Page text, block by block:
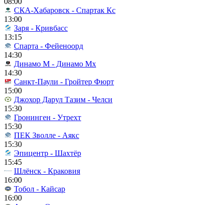
СКА-Хабаровск - Спартак Кс
13:00
Заря - Кривбасс
13:15
Спарта - Фейеноорд
14:30
Динамо М - Динамо Мх
14:30
Санкт-Паули - Гройтер Фюрт
15:00
Джохор Дарул Тазим - Челси
15:30
Гронинген - Утрехт
15:30
ПЕК Зволле - Аякс
15:30
Эпицентр - Шахтёр
15:45
Шлёнск - Краковия
16:00
Тобол - Кайсар
16:00